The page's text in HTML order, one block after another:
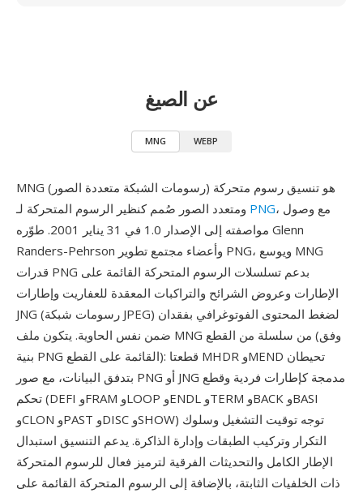
عن الصيغ
MNG WEBP
MNG (رسومات الشبكة متعددة الصور) هو تنسيق رسوم متحركة
PNG، مع وصول
مواصفته إلى الإصدار 1.0 في 31 يناير 2001. طوّره Glenn
Randers-Pehrson وأعضاء مجتمع تطوير PNG، ويوسع MNG
قدرات PNG بدعم تسلسلات الرسوم المتحركة القائمة على
الإطارات وعروض الشرائح والتراكبات المعقدة للعفاريت وإطارات
JNG (رسومات شبكة JPEG) لضغط المحتوى الفوتوغرافي بفقدان
ضمن نفس الحاوية. يتكون ملف MNG من سلسلة من القطع (وفق
بنية PNG القائمة على القطع): قطعتا MHDR وMEND تحيطان
بتدفق البيانات، مع صور PNG أو JNG مدمجة كإطارات فردية وقطع
تحكم (DEFI وFRAM وLOOP وENDL وTERM وBACK وBASI
وCLON وPAST وDISC وSHOW) توجه توقيت التشغيل وسلوك
التكرار وتركيب الطبقات وإدارة الذاكرة. يدعم التنسيق استبدال
الإطار الكامل والتحديثات الفرقية لترميز فعال للرسوم المتحركة
ذات الخلفيات الثابتة، بالإضافة إلى الرسوم المتحركة القائمة على